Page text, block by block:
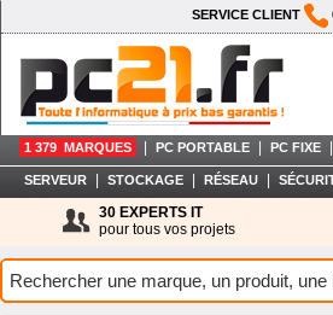
SERVICE CLIENT
1 379 MARQUES PC PORTABLE PC FIXE
SERVEUR STOCKAGE RÉSEAU
30 EXPERTS IT
pour tous vos projets